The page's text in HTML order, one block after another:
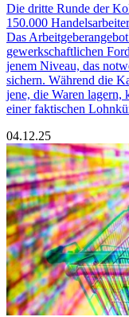
Die dritte Runde der
150.000
Das
gewerkschaftlichen
jenem Niveau, das
sichern. Während die
jene, die Waren lagern,
einer faktischen
04.12.25